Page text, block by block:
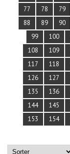
77
78 79
88
89 90
99
100
108
109
117
118
126
127
135
136
144
145
153
154